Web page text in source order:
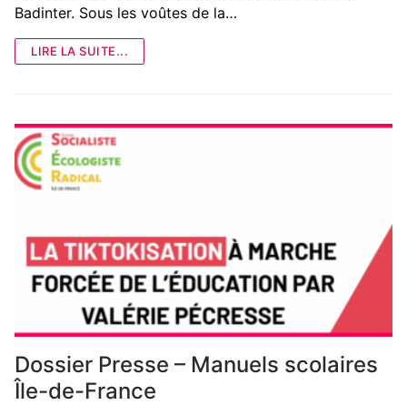
Badinter. Sous les voûtes de la…
LIRE LA SUITE...
Dossier Presse – Manuels scolaires
Île-de-France